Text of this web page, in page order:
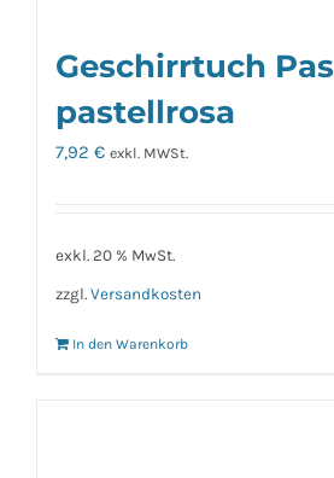
Geschirrtuch
pastellrosa
7,92 € exkl. MWSt.
exkl. 20 % MwSt.
zzgl. Versandkosten
In den Warenkorb